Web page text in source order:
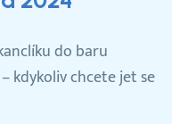
do baru
kdykoliv chcete jet se